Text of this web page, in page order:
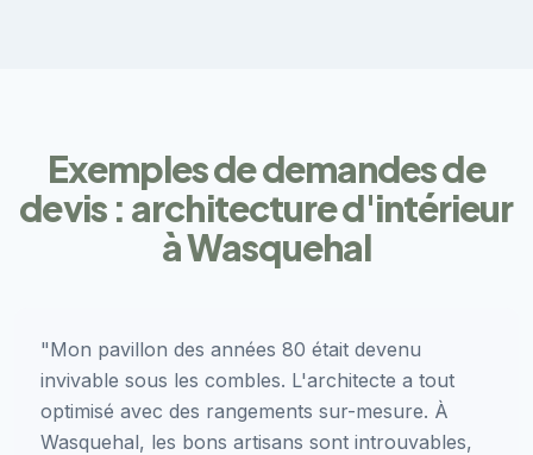
Exemples de demandes de
devis : architecture d'intérieur
à Wasquehal
"Mon pavillon des années 80 était devenu
invivable sous les combles. L'architecte a tout
optimisé avec des rangements sur-mesure. À
Wasquehal, les bons artisans sont introuvables,